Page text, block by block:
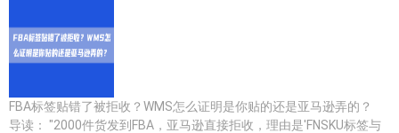
FBA标签贴错了被拒收？WMS怎么证明是你贴的还是亚马逊弄的？
导读： "2000件货发到FBA，亚马逊直接拒收，理由是'FNSKU标签与